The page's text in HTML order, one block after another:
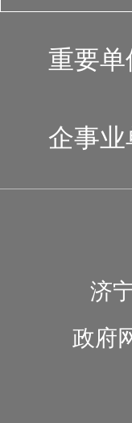
重要
企事业
济
政府